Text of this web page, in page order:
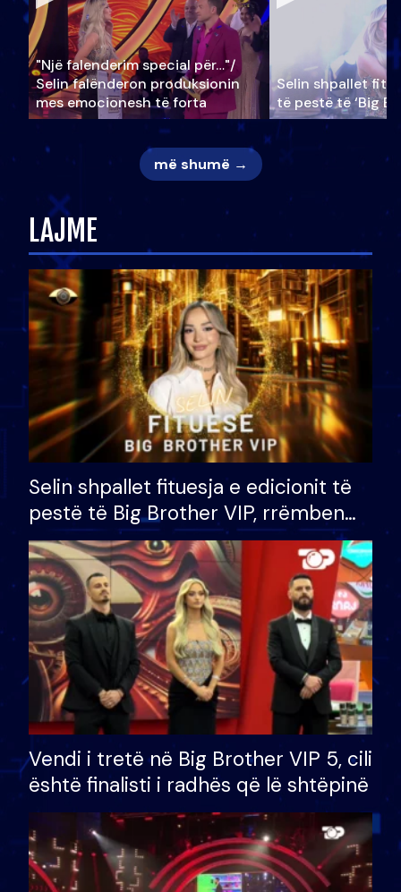
"Një falenderim special për…"/
Selin falënderon produksionin
mes emocionesh të forta
Selin shpallet
të pestë të ‘Big
më shumë →
LAJME
Selin shpallet fituesja e edicionit të
pestë të Big Brother VIP, rrëmben
çmimin e madh prej 100 mijë eurosh
Vendi i tretë në Big Brother VIP 5, cili
është finalisti i radhës që lë shtëpinë